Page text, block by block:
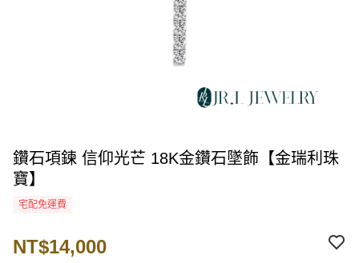
鑽石項鍊 信仰光芒 18K金鑽石墜飾【金瑞利珠
寶】
宅配免運費
NT$14,000